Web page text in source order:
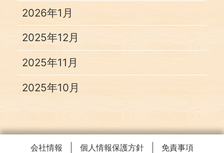
2026年1月
2025年12月
2025年11月
2025年10月
会社情報 個人情報保護方針
免責事項